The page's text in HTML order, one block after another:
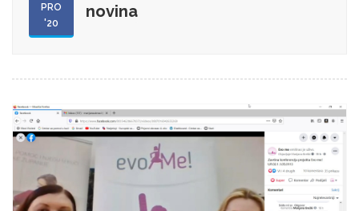
PRO
'20
novina